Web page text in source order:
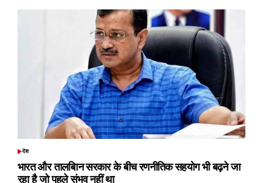
POSTED
देश
भारत और तालबिान सरकार के बीच रणनीतिक सहयोग भी बढ़ने जा
रहा है जो पहले संभव नहीं था